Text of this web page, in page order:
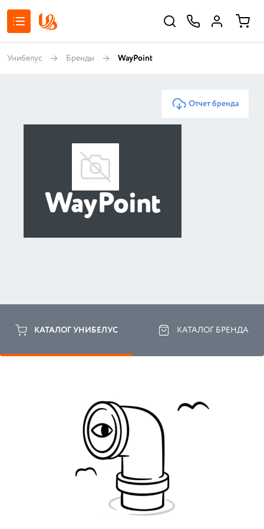
Унибелус Бренды WayPoint
Отчет бренда
WayPoint
КАТАЛОГ УНИБЕЛУС КАТАЛОГ БРЕНДА